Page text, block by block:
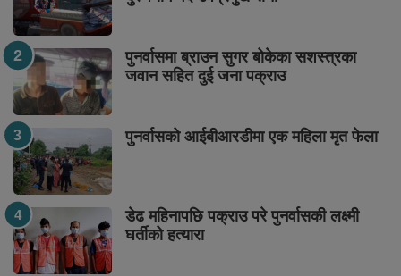
पुनर्वासमा ब्राउन सुगर बोकेका सशस्त्रका
जवान सहित दुई जना पक्राउ
पुनर्वासको आईबीआरडीमा एक महिला मृत फेला
डेढ महिनापछि पक्राउ परे पुनर्वासकी लक्ष्मी
घर्तीको हत्यारा